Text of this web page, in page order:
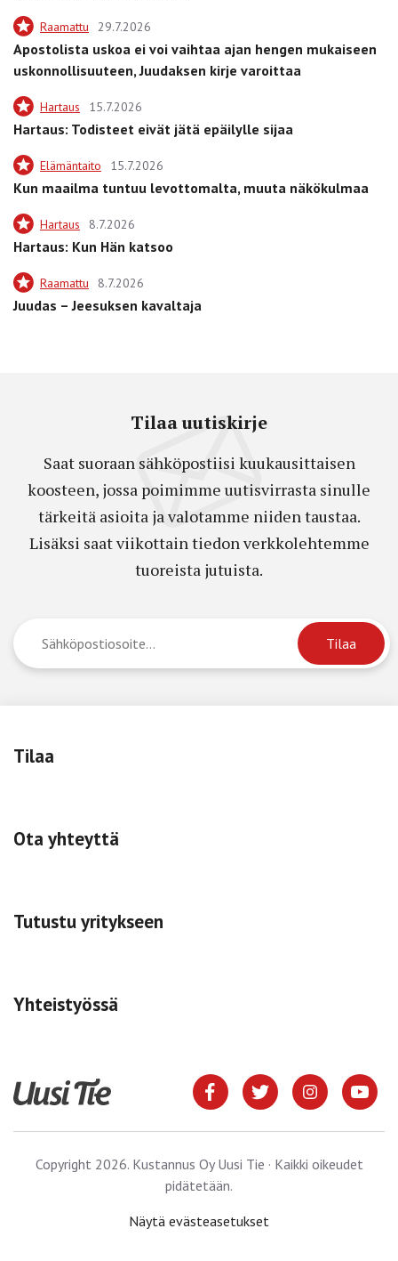
Raamattu 29.7.2026
Apostolista uskoa ei voi vaihtaa ajan hengen mukaiseen
uskonnollisuuteen, Juudaksen kirje varoittaa
Hartaus 15.7.2026
Hartaus: Todisteet eivät jätä epäilylle sijaa
Elämäntaito 15.7.2026
Kun maailma tuntuu levottomalta, muuta näkökulmaa
Hartaus 8.7.2026
Hartaus: Kun Hän katsoo
Raamattu 8.7.2026
Juudas – Jeesuksen kavaltaja
Tilaa uutiskirje
Saat suoraan sähköpostiisi kuukausittaisen
koosteen, jossa poimimme uutisvirrasta sinulle
tärkeitä asioita ja valotamme niiden taustaa.
Lisäksi saat viikottain tiedon verkkolehtemme
tuoreista jutuista.
Tilaa
Ota yhteyttä
Tutustu yritykseen
Yhteistyössä
Copyright 2026. Kustannus Oy Uusi Tie · Kaikki oikeudet
pidätetään.
Näytä evästeasetukset